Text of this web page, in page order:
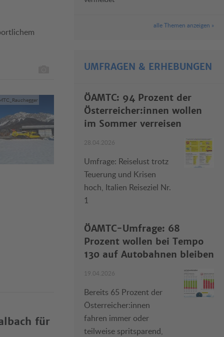
für
alle Themen anzeigen »
UMFRAGEN & ERHEBUNGEN
ÖAMTC: 94 Prozent der
Österreicher:innen wollen
im Sommer verreisen
28.04.2026
Umfrage: Reiselust trotz
Teuerung und Krisen
hoch, Italien Reiseziel Nr.
1
ÖAMTC-Umfrage: 68
Prozent wollen bei Tempo
130 auf Autobahnen bleiben
19.04.2026
Bereits 65 Prozent der
Österreicher:innen
fahren immer oder
teilweise spritsparend,